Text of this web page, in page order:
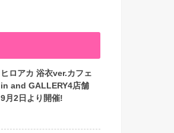
ヒロアカ 浴衣ver.カフェ
in and GALLERY4店舗
9月2日より開催!